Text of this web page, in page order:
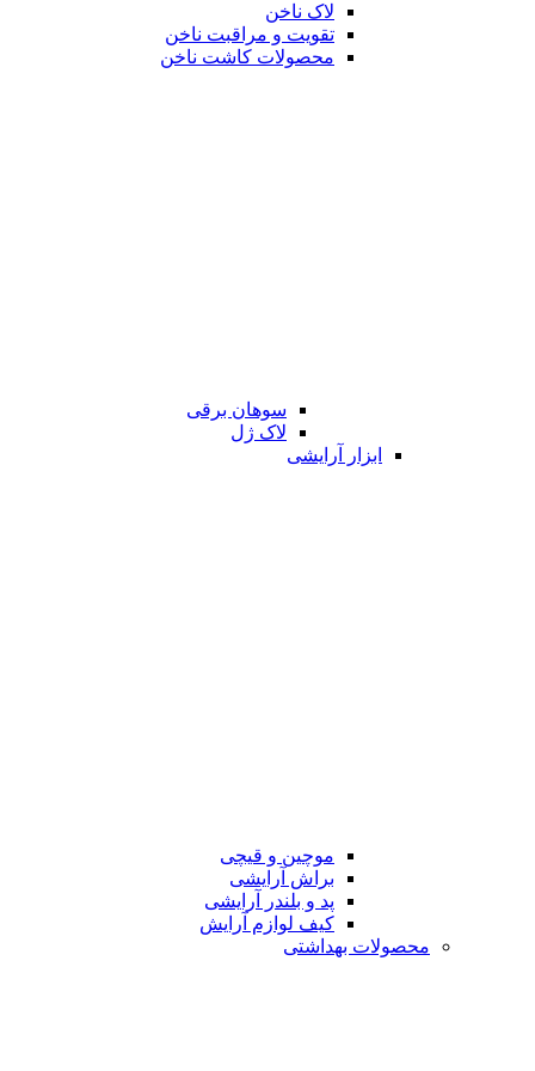
لاک ناخن
تقویت و مراقبت ناخن
محصولات کاشت ناخن
سوهان برقی
لاک ژل
ابزار آرایشی
موچین و قیچی
براش آرایشی
پد و بلندر آرایشی
کیف لوازم آرایش
محصولات بهداشتی